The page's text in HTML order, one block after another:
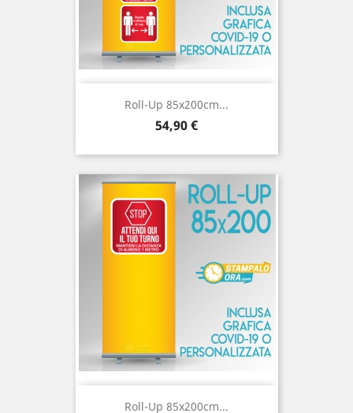
Roll-Up 85x200cm...
Prezzo
54,90 €
Roll-Up 85x200cm...